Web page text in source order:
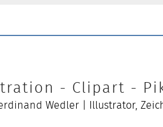
- Clipart -
Wedler | Illustrator,